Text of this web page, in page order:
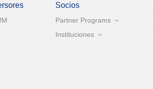
Socios
Partner Programs
Instituciones